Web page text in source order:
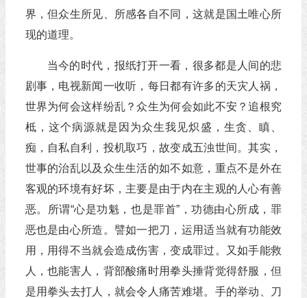
界，但众生所见、所感各自不同，这就是国土唯心所
现的道理。
当今的时代，报纸打开一看，很多都是人间的悲
剧事，电视新闻一收听，每日都有许多的天灾人祸，
世界为何会这样纷乱？众生为何会如此不安？追根究
柢，这个病源就是因为众生我见炽盛，生贪、瞋、
痴，自私自利，投机取巧，故变成五浊世间。其实，
世事的治乱以及众生生活的如不如意，重点不是外在
客观的环境有好坏，主要是由于内在主观的人心有善
恶。所谓“心是功魁，也是罪首”，功德由心所成，罪
恶也是由心所造。譬如一把刀，运用适当就有功能效
用，用得不当就会造成伤害，变成罪过。又如手能救
人，也能害人，背部酸痛时用拳头捶背觉得舒服，但
是用拳头去打人，就会令人痛苦难堪。手的举动、刀